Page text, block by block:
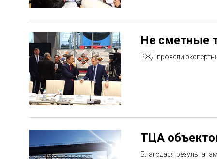
Не сметные
РЖД провели
ТЦА
Благодаря